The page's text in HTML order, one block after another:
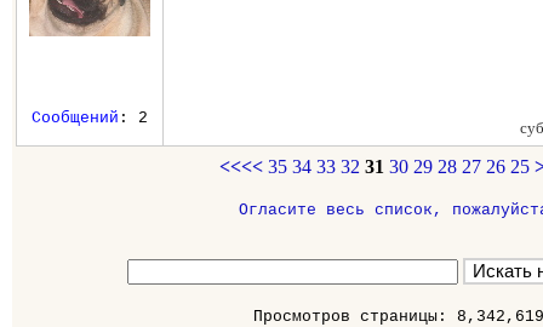
Сообщений : 2
<<<< 35 34 33 32 31 30 29 28 27 26 25
Огласите весь список,
Просмотров страницы: